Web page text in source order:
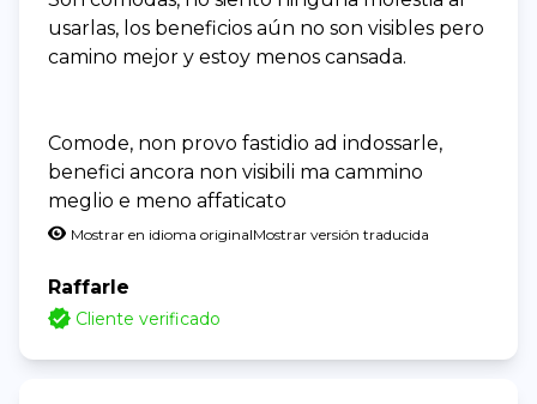
usarlas, los beneficios aún no son visibles pero
camino mejor y estoy menos cansada.
Comode, non provo fastidio ad indossarle,
benefici ancora non visibili ma cammino
meglio e meno affaticato
Mostrar en idioma originalMostrar versión traducida
Raffarle
Cliente verificado